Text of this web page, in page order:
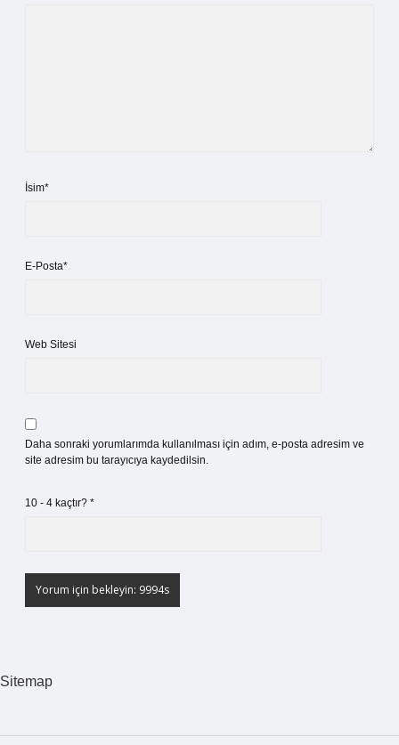
İsim*
E-Posta*
Web Sitesi
Daha sonraki yorumlarımda kullanılması için adım, e-posta adresim ve
site adresim bu tarayıcıya kaydedilsin.
10 - 4 kaçtır? *
Sitemap